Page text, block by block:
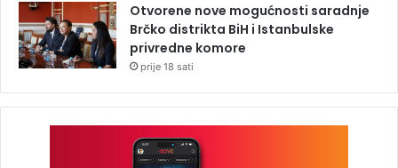
Otvorene nove mogućnosti saradnje
Brčko distrikta BiH i Istanbulske
privredne komore
prije 18 sati